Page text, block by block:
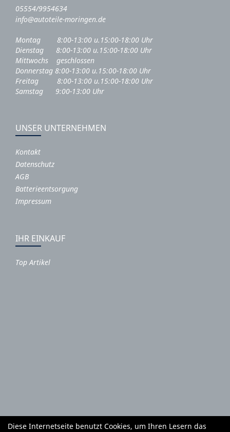
05554/9954634
info@autoteile-moringen.de
Montag 8:00-13:00 u.15:00-18:00 Uhr
Dienstag 8:00-13:00 u.15:00-18:00 Uhr
Mittwochs geschlossen
Donnerstag 8:00-13:00 u.15:00-18:00 Uhr
Freitag 8:00-13:00 u.15:00-18:00 Uhr
Samstag 9:00-13:00 Uhr
UNSER UNTERNEHMEN
Kontakt
Datenschutz
AGB
Batterieentsorgung
Impressum
IHR EINKAUF
Top Artikel
Autoteile und Zubehör E-Roller Fahrräder
Diese Internetseite benutzt Cookies, um Ihren Lesern das